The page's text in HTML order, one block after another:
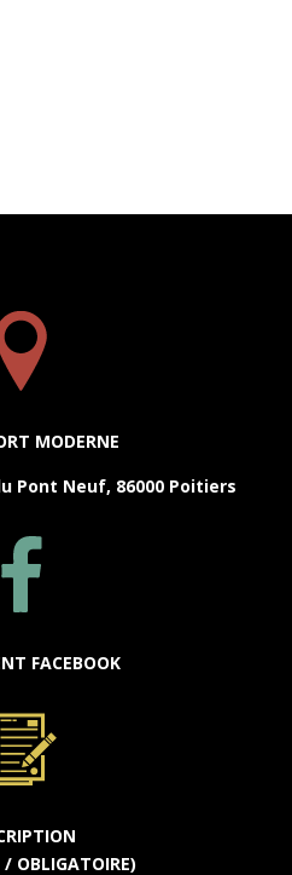
MODERNE
Pont Neuf, 86000 Poitiers
FACEBOOK
OBLIGATOIRE)